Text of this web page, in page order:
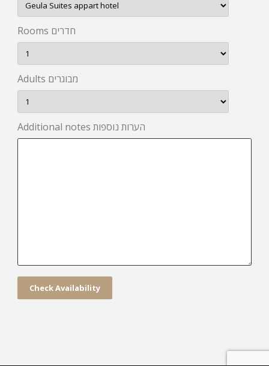
Rooms חדרים
Adults מבוגרים
Additional notes הערות נוספות